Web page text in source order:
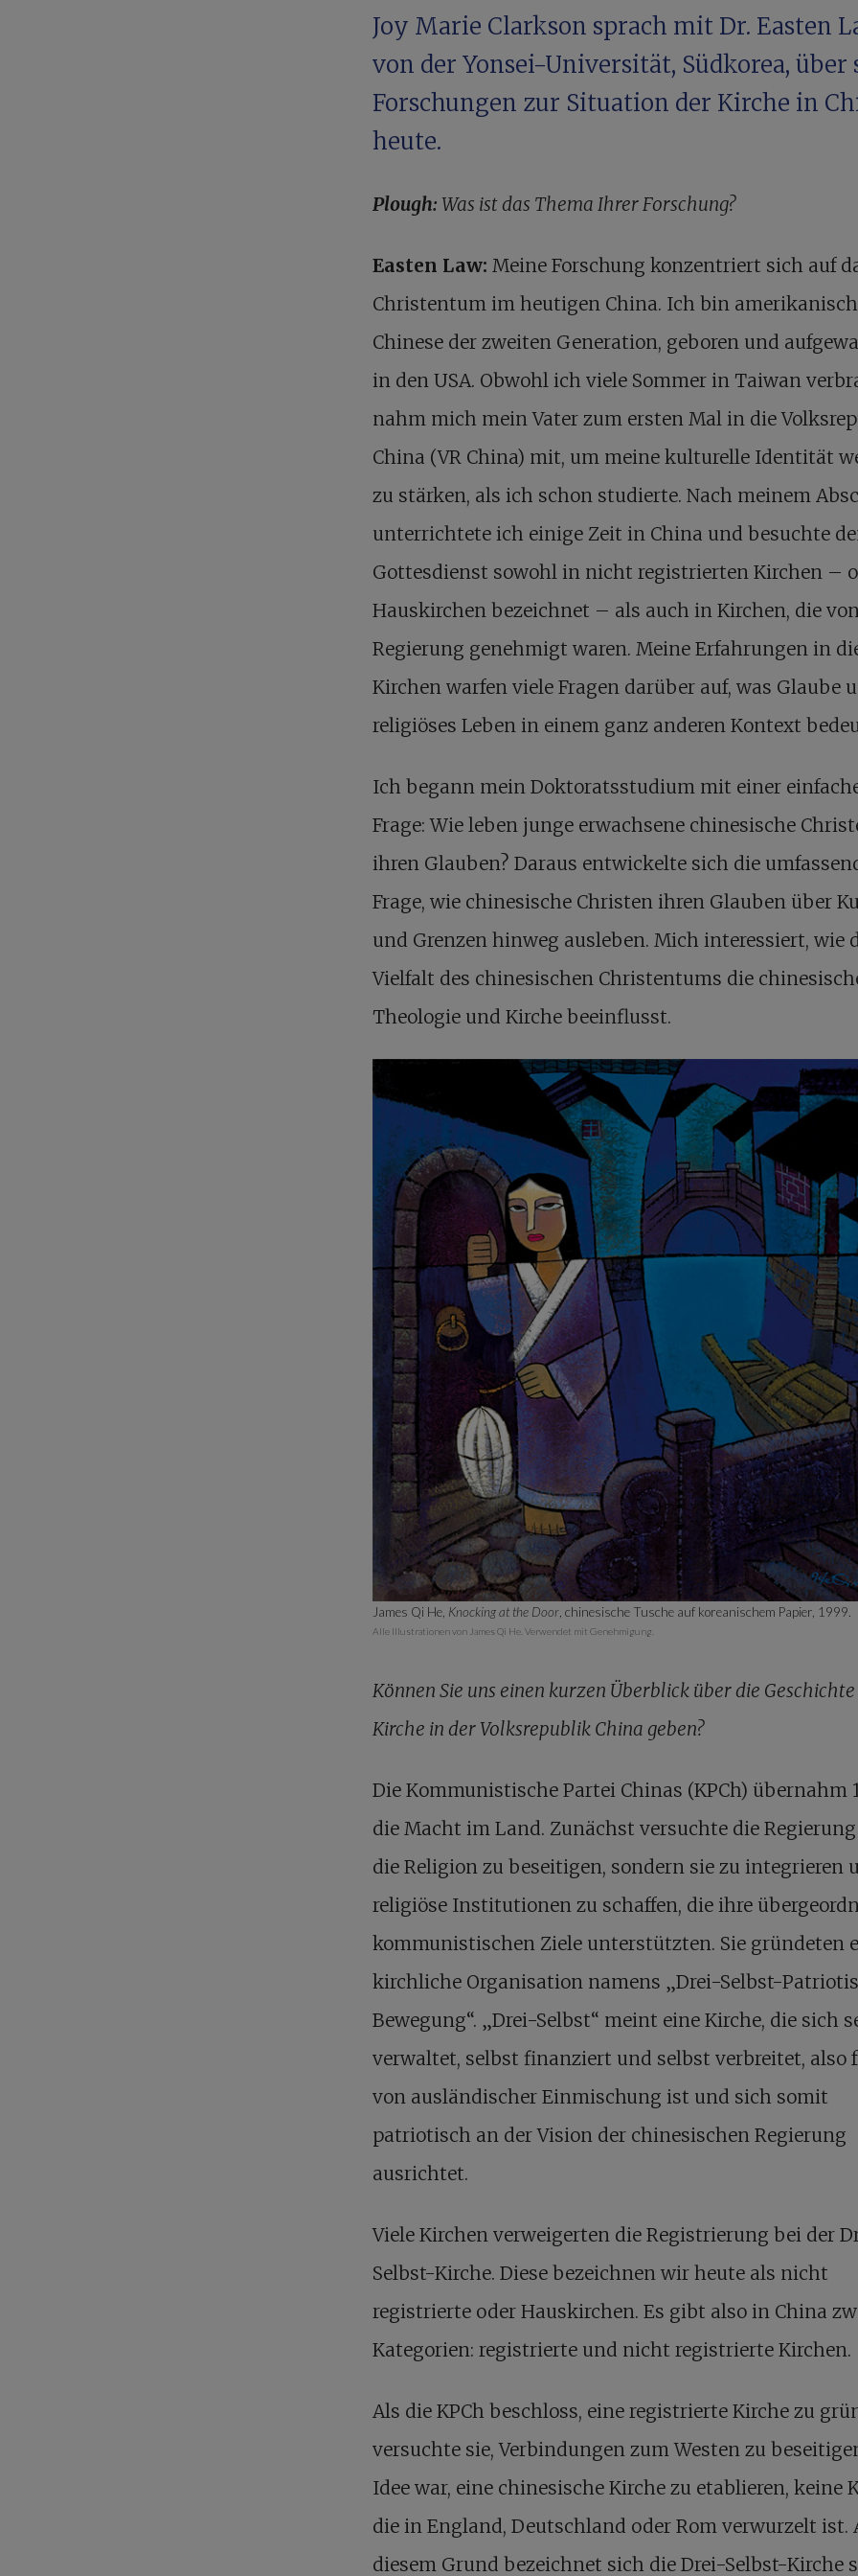
Joy Marie Clarkson sprach mit Dr. Easten
von der Yonsei-Universität, Südkorea, über
Forschungen zur Situation der Kirche in
heute.
Plough: Was ist das Thema Ihrer Forschung?
Easten Law: Meine Forschung konzentriert sich auf
Christentum im heutigen China. Ich bin
Chinese der zweiten Generation, geboren und
in den USA. Obwohl ich viele Sommer in Taiwan
nahm mich mein Vater zum ersten Mal in die
China (VR China) mit, um meine kulturelle Identität
zu stärken, als ich schon studierte. Nach meinem
unterrichtete ich einige Zeit in China und besuchte
Gottesdienst sowohl in nicht registrierten Kirchen –
Hauskirchen bezeichnet – als auch in Kirchen, die
Regierung genehmigt waren. Meine Erfahrungen in
Kirchen warfen viele Fragen darüber auf, was Glaube
religiöses Leben in einem ganz anderen Kontext
Ich begann mein Doktoratsstudium mit einer
Frage: Wie leben junge erwachsene chinesische
ihren Glauben? Daraus entwickelte sich die
Frage, wie chinesische Christen ihren Glauben über
und Grenzen hinweg ausleben. Mich interessiert, wie
Vielfalt des chinesischen Christentums die
Theologie und Kirche beeinflusst.
James Qi He, Knocking at the Door, chinesische Tusche auf koreanischem Papier, 1999.
Alle Illustrationen von James Qi He. Verwendet mit Genehmigung.
Können Sie uns einen kurzen Überblick über die
Kirche in der Volksrepublik China geben?
Die Kommunistische Partei Chinas (KPCh) übernahm
die Macht im Land. Zunächst versuchte die
die Religion zu beseitigen, sondern sie zu integrieren
religiöse Institutionen zu schaffen, die ihre
kommunistischen Ziele unterstützten. Sie gründeten
kirchliche Organisation namens „Drei-Selbst-
Bewegung“. „Drei-Selbst“ meint eine Kirche, die sich
verwaltet, selbst finanziert und selbst verbreitet, also
von ausländischer Einmischung ist und sich somit
patriotisch an der Vision der chinesischen Regierung
ausrichtet.
Viele Kirchen verweigerten die Registrierung bei der
Selbst-Kirche. Diese bezeichnen wir heute als nicht
registrierte oder Hauskirchen. Es gibt also in China
Kategorien: registrierte und nicht registrierte Kirchen.
Als die KPCh beschloss, eine registrierte Kirche zu
versuchte sie, Verbindungen zum Westen zu
Idee war, eine chinesische Kirche zu etablieren, keine
die in England, Deutschland oder Rom verwurzelt ist.
diesem Grund bezeichnet sich die Drei-Selbst-Kirche